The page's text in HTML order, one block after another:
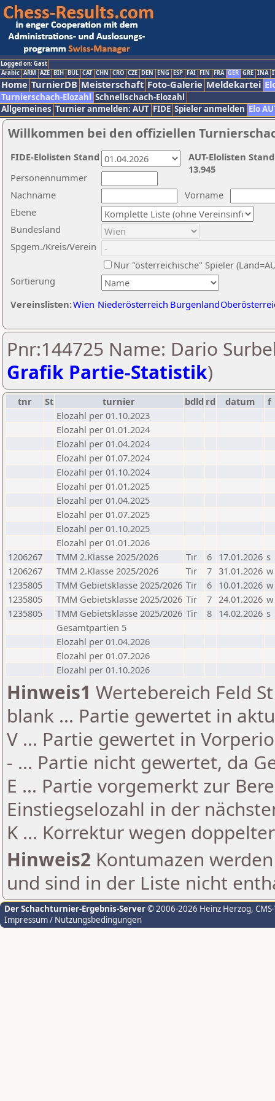
Logged on: Gast
Arabic ARM AZE BIH BUL CAT CHN CRO CZE DEN ENG ESP FAI FIN FRA GER GRE INA
Home TurnierDB Meisterschaft Foto-Galerie Meldekartei
Turnierschach-Elozahl Schnellschach-Elozahl
Allgemeines Turnier anmelden: AUT FIDE Spieler anmelden Elo
Willkommen bei den offiziellen
Nachname
Vorname
Ebene
Sortierung
Personennummer
Bundesland
Spgem./Kreis/Verein
Nur "österreichische" Spieler
Vereinslisten:Wien Niederösterreich Burgenland
AUT-Elolisten
13.945
FIDE-Elolisten Stand
Pnr:144725 Name: Dario
Grafik Partie-Statistik)
tnr St turnier bdld rd datum
f
Elozahl per 01.10.2023
Elozahl per 01.01.2024
Elozahl per 01.04.2024
Elozahl per 01.07.2024
Elozahl per 01.10.2024
Elozahl per 01.01.2025
Elozahl per 01.04.2025
Elozahl per 01.07.2025
Elozahl per 01.10.2025
Elozahl per 01.01.2026
1206267
TMM 2.Klasse 2025/2026 Tir 6 17.01.2026 s
1206267
TMM 2.Klasse 2025/2026 Tir 7 31.01.2026 w
1235805
TMM Gebietsklasse 2025/2026 Tir 6 10.01.2026 w
1235805
TMM Gebietsklasse 2025/2026 Tir 7 24.01.2026 w
1235805
TMM Gebietsklasse 2025/2026 Tir 8 14.02.2026 s
Gesamtpartien 5
Elozahl per 01.04.2026
Elozahl per 01.07.2026
Elozahl per 01.10.2026
Hinweis1 Wertebereich Feld
blank ... Partie gewertet in
V ... Partie gewertet in
- ... Partie nicht gewertet, da
E ... Partie vorgemerkt zur
Einstiegselozahl in der
K ... Korrektur wegen
Hinweis2 Kontumazen
und sind in der Liste nicht
Der Schachturnier-Ergebnis-Server© 2006-2026 Heinz Herzog,
Impressum / Nutzungsbedingungen